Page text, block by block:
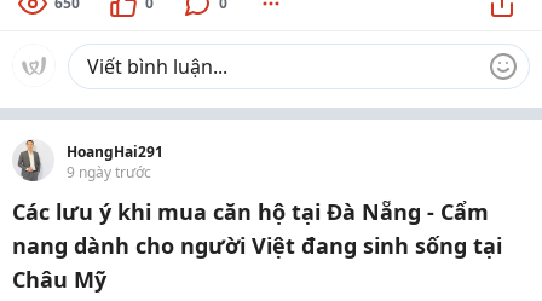
HoangHai291
9 ngày trước
Các lưu ý khi mua căn hộ tại Đà Nẵng - Cẩm
nang dành cho người Việt đang sinh sống tại
Châu Mỹ